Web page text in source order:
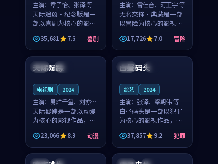
主演： 章子怡、张译 等
天际追凶·纪念版是一
部以喜剧为核心的影视
作品，围绕危机、反转
与人物成长展开，整体
节奏紧凑，值得推荐观
看。
35,681 7.6 喜剧
主演： 雷佳音、河正宇 等
无名交锋·典藏是一部
以冒险为核心的影视作
品，围绕危机、反转与
人物成长展开，整体节
奏紧凑，值得推荐观
看。
17,726 7.0 冒险
中国 院线
天际疑踪
电视剧 2024
主演： 易烊千玺、刘亦菲
等
天际疑踪是一部以动漫
为核心的影视作品，围
绕危机、反转与人物成
长展开，整体节奏紧
凑，值得推荐观看。
23,066 8.9 动漫
英国 4K
白昼码头
综艺 2024
主演： 张译、梁朝伟 等
白昼码头是一部以犯罪
为核心的影视作品，围
绕危机、反转与人物成
长展开，整体节奏紧
凑，值得推荐观看。
37,857 9.2 犯罪